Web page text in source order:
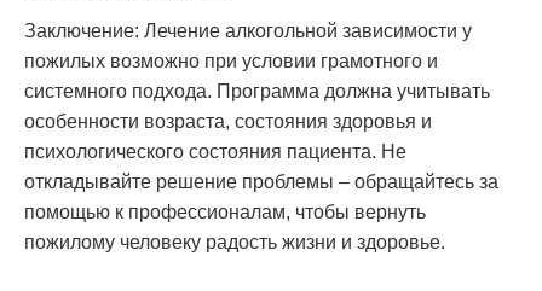
Заключение: Лечение алкогольной зависимости у
пожилых возможно при условии грамотного и
системного подхода. Программа должна учитывать
особенности возраста, состояния здоровья и
психологического состояния пациента. Не
откладывайте решение проблемы – обращайтесь за
помощью к профессионалам, чтобы вернуть
пожилому человеку радость жизни и здоровье.